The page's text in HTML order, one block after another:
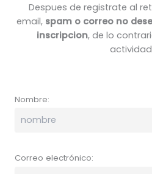
Despues de registrate al
email, spam o correo no
inscripcion, de lo
Nombre:
Correo electrónico: